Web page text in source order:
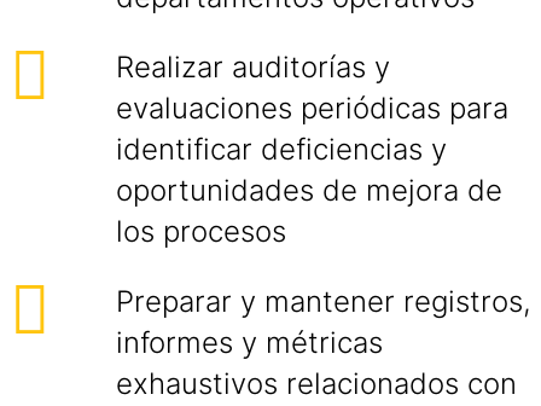
Realizar auditorías y
evaluaciones periódicas para
identificar deficiencias y
oportunidades de mejora de
los procesos
Preparar y mantener registros,
informes y métricas
exhaustivos relacionados con